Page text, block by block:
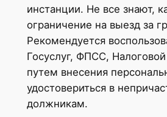
инстанции. Не все знают,
ограничение на выезд за
Рекомендуется
Госуслуг, ФПСС,
путем внесения
удостовериться в
должникам.